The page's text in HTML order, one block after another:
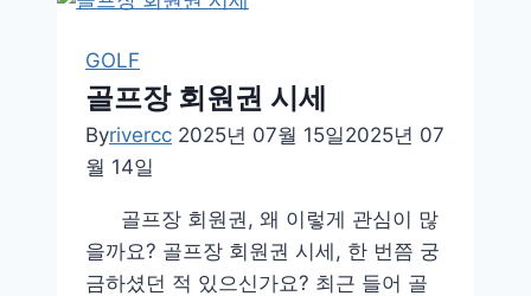
킹
위
2025
GOLF
골프장 회원권 시세
Byrivercc 2025년 07월 15일2025년 07
월 14일
골프장 회원권, 왜 이렇게 관심이 많
을까요? 골프장 회원권 시세, 한 번쯤 궁
금하셨던 적 있으신가요? 최근 들어 골